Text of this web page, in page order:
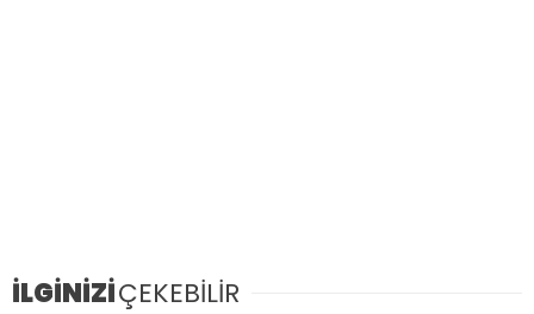
İLGİNİZİÇEKEBİLİR